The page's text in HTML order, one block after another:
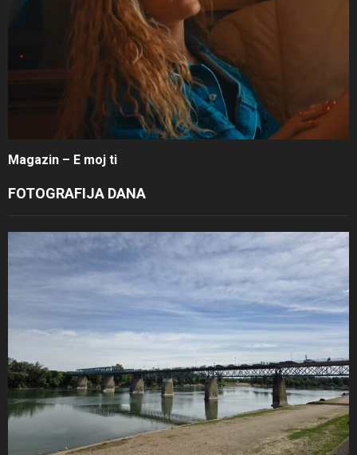
Magazin – E moj ti
FOTOGRAFIJA DANA